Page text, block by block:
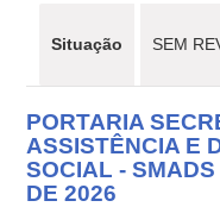
Situação SEM
PORTARIA
ASSISTÊNCIA E
SOCIAL - SMADS
DE 2026